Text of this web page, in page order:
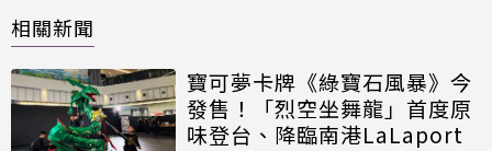
相關新聞
寶可夢卡牌《綠寶石風暴》今
發售！「烈空坐舞龍」首度原
味登台、降臨南港LaLaport